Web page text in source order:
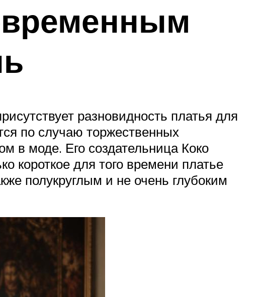
разновидность платья для
по случаю торжественных
в моде. Его создательница Коко
короткое для того времени платье
полукруглым и не очень глубоким